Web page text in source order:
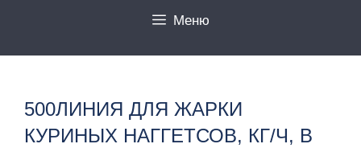
Меню
500ЛИНИЯ ДЛЯ ЖАРКИ
КУРИНЫХ НАГГЕТСОВ, КГ/Ч, В